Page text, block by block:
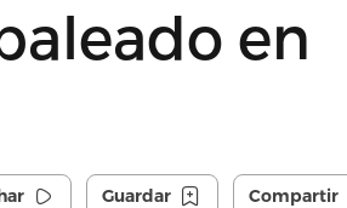
en
Guardar Compartir